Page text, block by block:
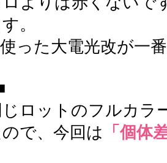
。
った大電光改が一
ロットのフルカラ
で、今回は 「個体